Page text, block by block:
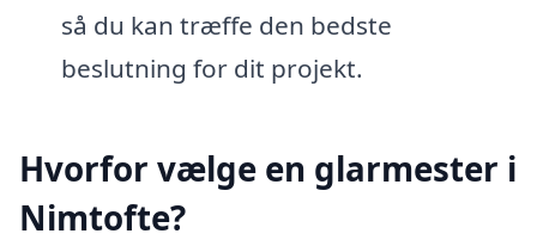
så du kan træffe den bedste
beslutning for dit projekt.
Hvorfor vælge en glarmester i
Nimtofte?